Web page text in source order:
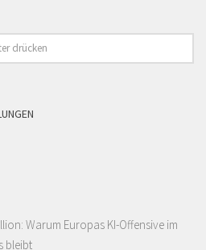
Warum Europas KI-Offensive im
bleibt